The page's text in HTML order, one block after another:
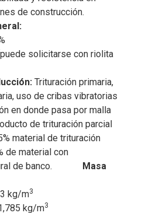
de construcción.
solicitarse con riolita
Trituración primaria,
uso de cribas vibratorias
en donde pasa por malla
de trituración parcial
material de trituración
de material con
de banco.
Masa
kg/m3
kg/m3